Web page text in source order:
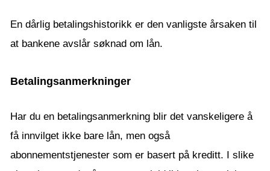
En dårlig betalingshistorikk er den vanligste årsaken til
at bankene avslår søknad om lån.
Betalingsanmerkninger
Har du en betalingsanmerkning blir det vanskeligere å
få innvilget ikke bare lån, men også
abonnementstjenester som er basert på kreditt. I slike